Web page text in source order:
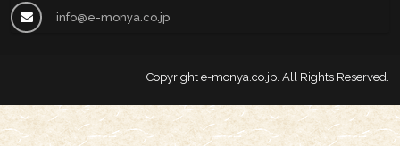
info@e-monya.co.jp
Copyright e-monya.co.jp. All Rights Reserved.